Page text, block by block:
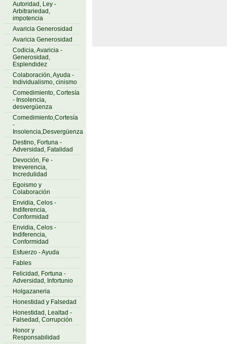
Autoridad, Ley -
Arbitrariedad,
impotencia
Avaricia Generosidad
Avaricia Generosidad
Codicia, Avaricia -
Generosidad,
Esplendidez
Colaboración, Ayuda -
Individualismo, cinismo
Comedimiento, Cortesía
- Insolencia,
desvergüenza
Comedimiento,Cortesía
-
Insolencia,Desvergüenza
Destino, Fortuna -
Adversidad, Fatalidad
Devoción, Fe -
Irreverencia,
Incredulidad
Egoismo y
Colaboración
Envidia, Celos -
Indiferencia,
Conformidad
Envidia, Celos -
Indiferencia,
Conformidad
Esfuerzo - Ayuda
Fables
Felicidad, Fortuna -
Adversidad, Infortunio
Holgazaneria
Honestidad y Falsedad
Honestidad, Lealtad -
Falsedad, Corrupción
Honor y
Responsabilidad